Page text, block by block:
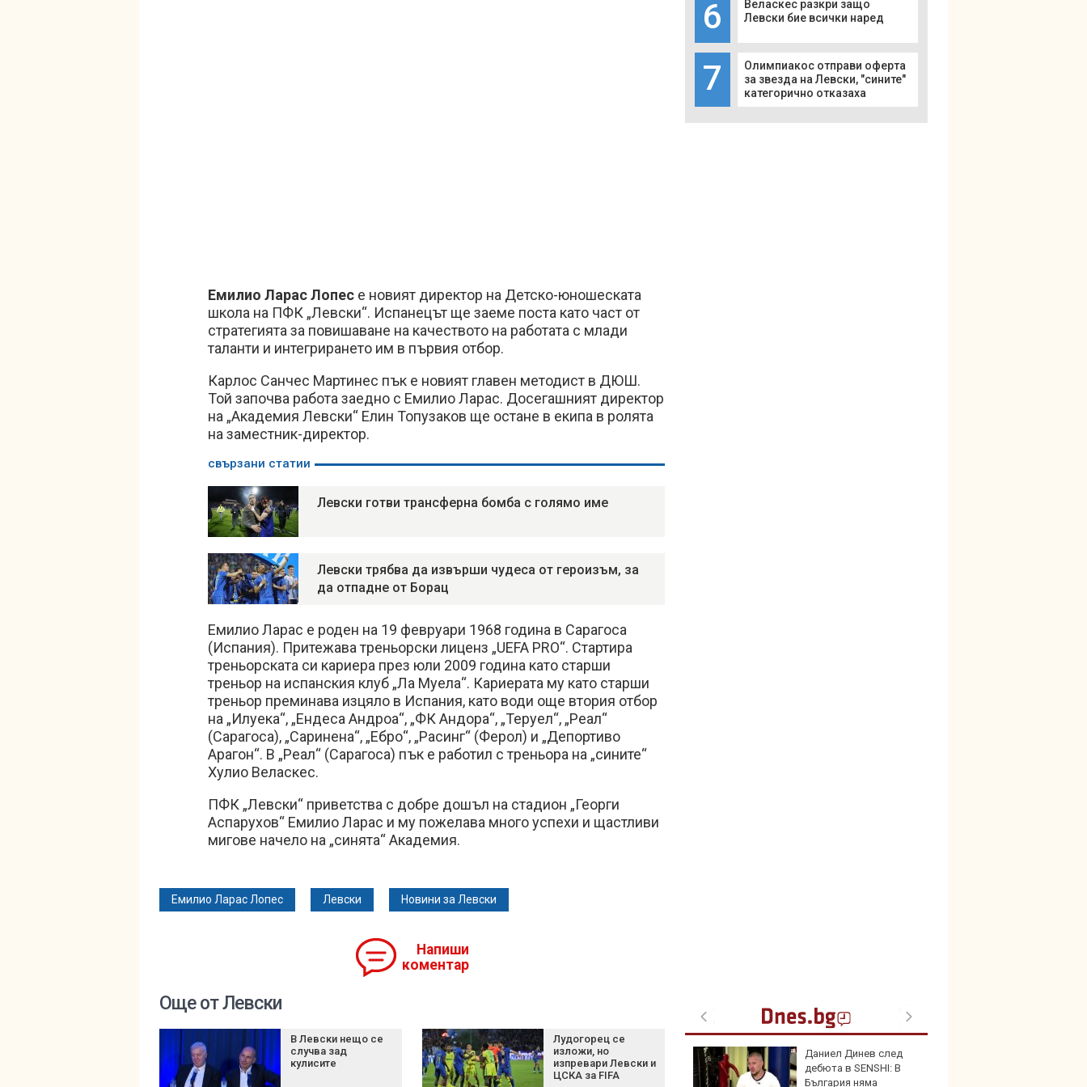
Емилио Ларас Лопес е новият директор на Детско-юношеската
школа на ПФК „Левски“. Испанецът ще заеме поста като част от
стратегията за повишаване на качеството на работата с млади
таланти и интегрирането им в първия отбор.
Карлос Санчес Мартинес пък е новият главен методист в ДЮШ.
Той започва работа заедно с Емилио Ларас. Досегашният директор
на „Академия Левски“ Елин Топузаков ще остане в екипа в ролята
на заместник-директор.
свързани статии
Левски готви трансферна бомба с голямо име
Левски трябва да извърши чудеса от героизъм, за
да отпадне от Борац
Емилио Ларас е роден на 19 февруари 1968 година в Сарагоса
(Испания). Притежава треньорски лиценз „UEFA PRO“. Стартира
треньорската си кариера през юли 2009 година като старши
треньор на испанския клуб „Ла Муела“. Кариерата му като старши
треньор преминава изцяло в Испания, като води още втория отбор
на „Илуека“, „Ендеса Андроа“, „ФК Андора“, „Теруел“, „Реал“
(Сарагоса), „Саринена“, „Ебро“, „Расинг“ (Ферол) и „Депортиво
Арагон“. В „Реал“ (Сарагоса) пък е работил с треньора на „сините“
Хулио Веласкес.
ПФК „Левски“ приветства с добре дошъл на стадион „Георги
Аспарухов“ Емилио Ларас и му пожелава много успехи и щастливи
мигове начело на „синята“ Академия.
Емилио Ларас Лопес Левски Новини за Левски
Напиши
коментар
6
Веласкес разкри защо
Левски бие всички наред
7
Олимпиакос отправи оферта
за звезда на Левски, "сините"
категорично отказаха
Още от Левски
В Левски нещо се
случва зад
кулисите
Лудогорец се
изложи, но
изпревари Левски и
ЦСКА за FIFA
Топлинен удар: Как да
разпознаем опасните
симптоми
Даниел Динев след
дебюта в SENSHI: В
България няма